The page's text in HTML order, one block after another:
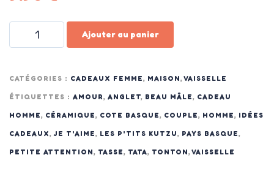
Ajouter au panier
CATÉGORIES : CADEAUX FEMME, MAISON, VAISSELLE
ÉTIQUETTES : AMOUR, ANGLET, BEAU MÂLE, CADEAU
HOMME, CÉRAMIQUE, COTE BASQUE, COUPLE, HOMME, IDÉES
CADEAUX,JE T'AIME, LES P'TITS KUTZU, PAYS BASQUE,
PETITE ATTENTION, TASSE, TATA, TONTON, VAISSELLE